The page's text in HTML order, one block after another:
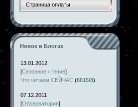
Страница оплаты
Новое в Блогах
13.01.2012
[Сезонное чтение]
Что читаем СЕЙЧАС (8015/8)
07.12.2011
[Обсерватория]